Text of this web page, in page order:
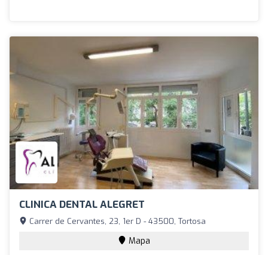
CLINICA DENTAL ALEGRET
Carrer de Cervantes, 23, 1er D - 43500, Tortosa
Mapa